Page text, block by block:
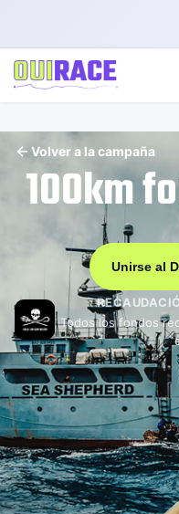
Volver a la campaña
100km
Unirse al
Todos los fondos